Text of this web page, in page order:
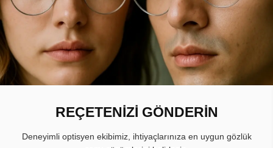
REÇETENİZİ GÖNDERİN
Deneyimli optisyen ekibimiz, ihtiyaçlarınıza en uygun gözlük